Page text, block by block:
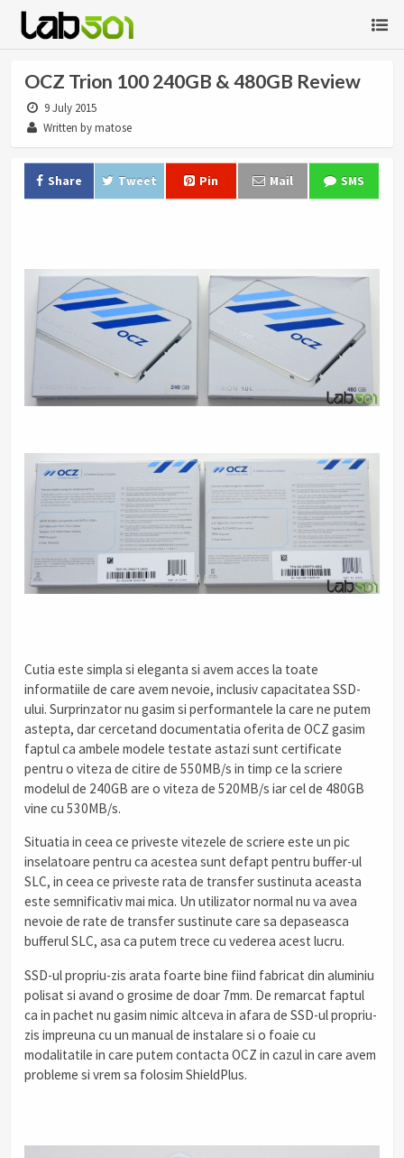
OCZ Trion 100 240GB & 480GB Review
9 July 2015
Written by matose
Share Tweet Pin Mail SMS
Cutia este simpla si eleganta si avem acces la toate
informatiile de care avem nevoie, inclusiv capacitatea SSD-
ului. Surprinzator nu gasim si performantele la care ne putem
astepta, dar cercetand documentatia oferita de OCZ gasim
faptul ca ambele modele testate astazi sunt certificate
pentru o viteza de citire de 550MB/s in timp ce la scriere
modelul de 240GB are o viteza de 520MB/s iar cel de 480GB
vine cu 530MB/s.
Situatia in ceea ce priveste vitezele de scriere este un pic
inselatoare pentru ca acestea sunt defapt pentru buffer-ul
SLC, in ceea ce priveste rata de transfer sustinuta aceasta
este semnificativ mai mica. Un utilizator normal nu va avea
nevoie de rate de transfer sustinute care sa depaseasca
bufferul SLC, asa ca putem trece cu vederea acest lucru.
SSD-ul propriu-zis arata foarte bine fiind fabricat din aluminiu
polisat si avand o grosime de doar 7mm. De remarcat faptul
ca in pachet nu gasim nimic altceva in afara de SSD-ul propriu-
zis impreuna cu un manual de instalare si o foaie cu
modalitatile in care putem contacta OCZ in cazul in care avem
probleme si vrem sa folosim ShieldPlus.